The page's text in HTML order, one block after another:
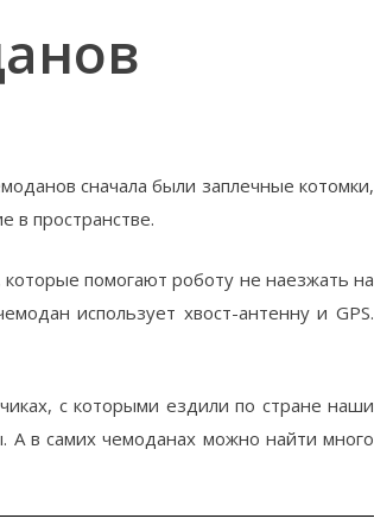
сначала были заплечные котомки,
в пространстве.
помогают роботу не наезжать на
использует хвост-антенну и GPS.
с которыми ездили по стране наши
А в самих чемоданах можно найти много